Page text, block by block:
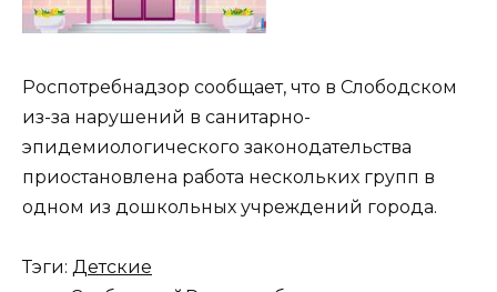
Роспотребнадзор сообщает, что в Слободском
из-за нарушений в санитарно-
эпидемиологического законодательства
приостановлена работа нескольких групп в
одном из дошкольных учреждений города.
Тэги: Детские